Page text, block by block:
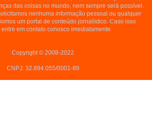
das coisas no mundo, nem sempre será possível.
nenhuma informação pessoal ou qualquer
um portal de conteúdo jornalístico. Caso isso
em contato conosco imediatamente.
Copyright © 2008-2022
CNPJ: 32.894.055/0001-89